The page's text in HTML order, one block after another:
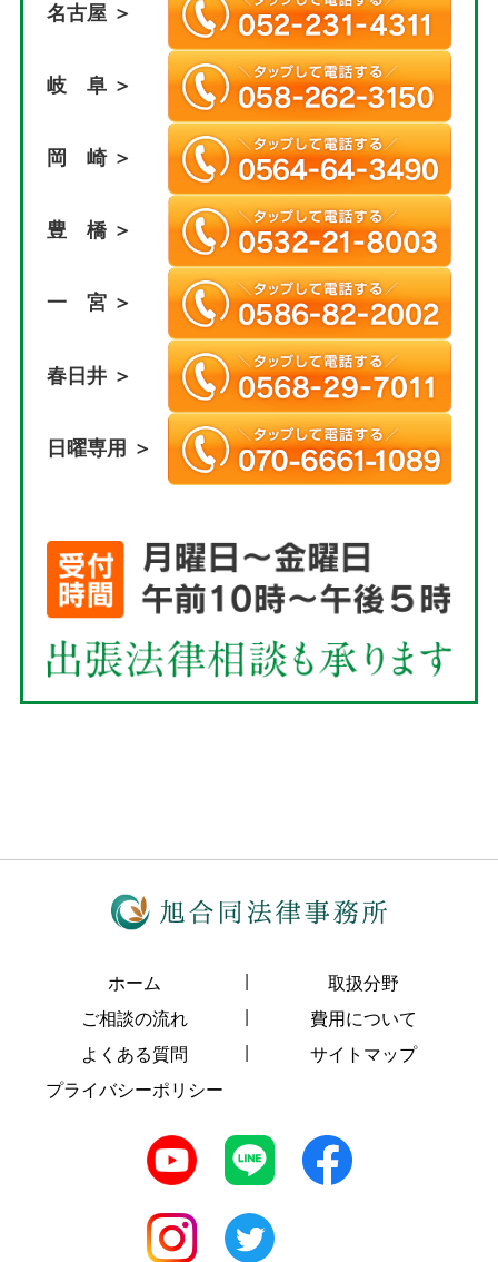
名古屋 ＞
岐 阜 ＞
岡 崎 ＞
豊 橋 ＞
一 宮 ＞
春日井 ＞
日曜専用 ＞
ホーム
取扱分野
ご相談の流れ
費用について
よくある質問
サイトマップ
プライバシーポリシー